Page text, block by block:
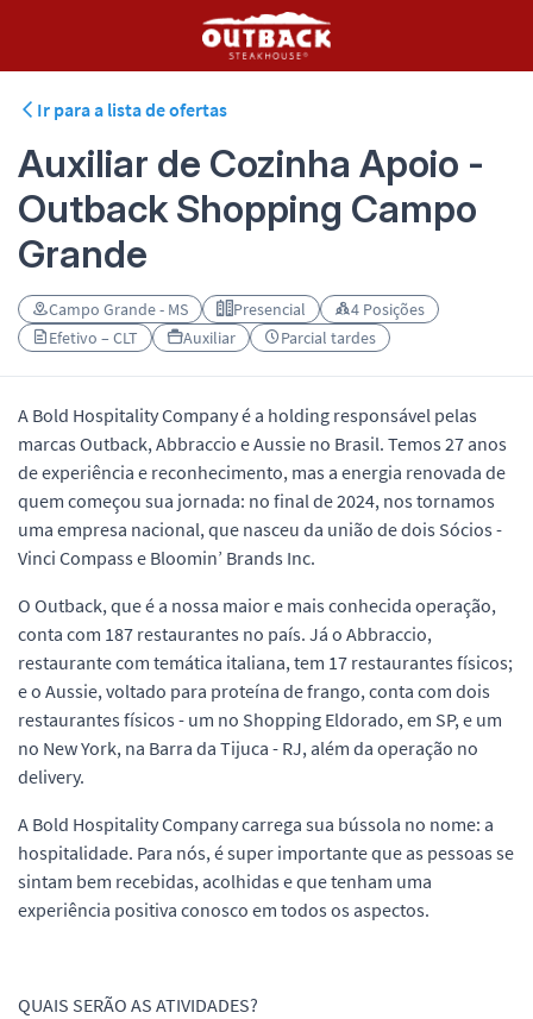
Ir para a lista de ofertas
Auxiliar de Cozinha Apoio -
Outback Shopping Campo
Grande
Campo Grande - MS Presencial
4 Posições
Efetivo – CLT
Auxiliar Parcial tardes
A Bold Hospitality Company é a holding responsável pelas
marcas Outback, Abbraccio e Aussie no Brasil. Temos 27 anos
de experiência e reconhecimento, mas a energia renovada de
quem começou sua jornada: no final de 2024, nos tornamos
uma empresa nacional, que nasceu da união de dois Sócios -
Vinci Compass e Bloomin’ Brands Inc.
O Outback, que é a nossa maior e mais conhecida operação,
conta com 187 restaurantes no país. Já o Abbraccio,
restaurante com temática italiana, tem 17 restaurantes físicos;
e o Aussie, voltado para proteína de frango, conta com dois
restaurantes físicos - um no Shopping Eldorado, em SP, e um
no New York, na Barra da Tijuca - RJ, além da operação no
delivery.
A Bold Hospitality Company carrega sua bússola no nome: a
hospitalidade. Para nós, é super importante que as pessoas se
sintam bem recebidas, acolhidas e que tenham uma
experiência positiva conosco em todos os aspectos.
QUAIS SERÃO AS ATIVIDADES?